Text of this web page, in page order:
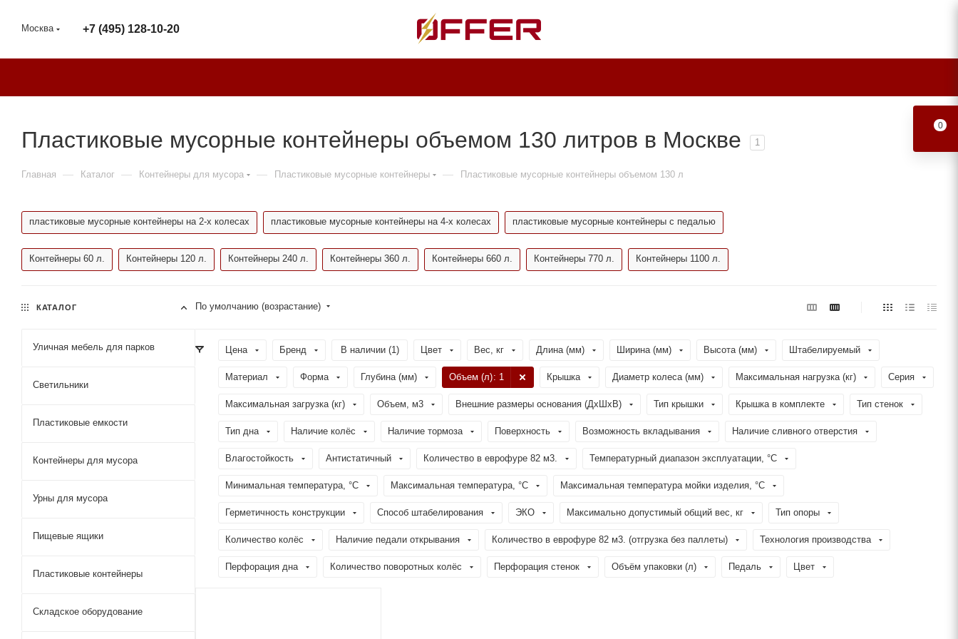
Москва +7 (495) 128-10-20
Пластиковые мусорные контейнеры объемом 130 литров в Москве 1
Главная — Каталог — Контейнеры для мусора — Пластиковые мусорные контейнеры — Пластиковые мусорные контейнеры объемом 130 л
пластиковые мусорные контейнеры на 2-х колесах пластиковые мусорные контейнеры на 4-х колесах пластиковые мусорные контейнеры с педалью
Контейнеры 60 л. Контейнеры 120 л. Контейнеры 240 л. Контейнеры 360 л. Контейнеры 660 л. Контейнеры 770 л. Контейнеры 1100 л.
По умолчанию (возрастание)
Цена Бренд В наличии (1) Цвет Вес, кг Длина (мм) Ширина (мм) Высота (мм) Штабелируемый
Материал Форма Глубина (мм) Объем (л): 1 Крышка Диаметр колеса (мм) Максимальная нагрузка (кг) Серия
Максимальная загрузка (кг) Объем, м3 Внешние размеры основания (ДхШхВ) Тип крышки Крышка в комплекте Тип стенок
Тип дна Наличие колёс Наличие тормоза Поверхность Возможность вкладывания Наличие сливного отверстия
Влагостойкость Антистатичный Количество в еврофуре 82 м3. Температурный диапазон эксплуатации, °C
Минимальная температура, °C Максимальная температура, °C Максимальная температура мойки изделия, °C
Герметичность конструкции Способ штабелирования ЭКО Максимально допустимый общий вес, кг Тип опоры
Количество колёс Наличие педали открывания Количество в еврофуре 82 м3. (отгрузка без паллеты) Технология производства
Перфорация дна Количество поворотных колёс Перфорация стенок Объём упаковки (л) Педаль Цвет
КАТАЛОГ
Уличная мебель для парков
Светильники
Пластиковые емкости
Контейнеры для мусора
Урны для мусора
Пищевые ящики
Пластиковые контейнеры
Складское оборудование
0